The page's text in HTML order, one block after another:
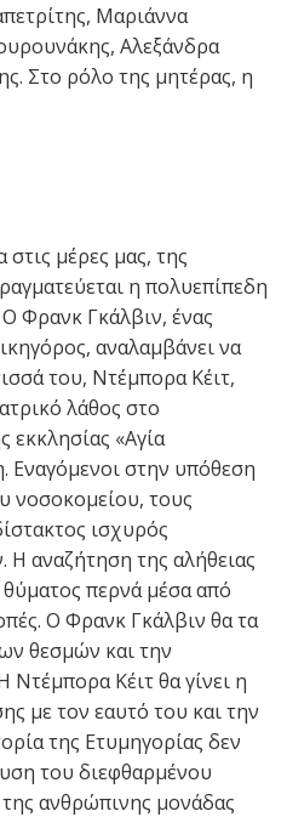
Μαριάννα
Αλεξάνδρα
Στο ρόλο της μητέρας, η
μέρες μας, της
η πολυεπίπεδη
Ο Φρανκ Γκάλβιν, ένας
αναλαμβάνει να
του, Ντέμπορα Κέιτ,
λάθος στο
εκκλησίας «Αγία
Εναγόμενοι στην υπόθεση
νοσοκομείου, τους
ισχυρός
Η αναζήτηση της αλήθειας
περνά μέσα από
Ο Φρανκ Γκάλβιν θα τα
θεσμών και την
Κέιτ θα γίνει η
με τον εαυτό του και την
της Ετυμηγορίας δεν
του διεφθαρμένου
ανθρώπινης μονάδας